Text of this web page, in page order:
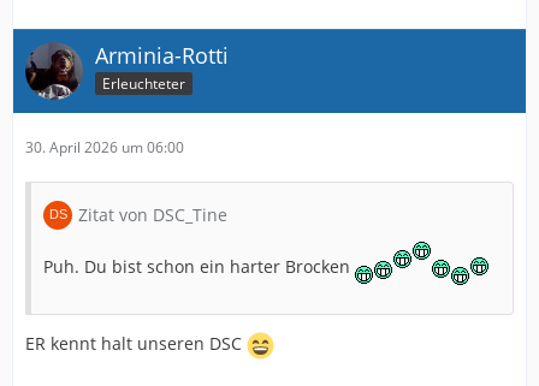
Arminia-Rotti
Erleuchteter
30. April 2026 um 06:00
Zitat von DSC_Tine
Puh. Du bist schon ein harter Brocken
ER kennt halt unseren DSC